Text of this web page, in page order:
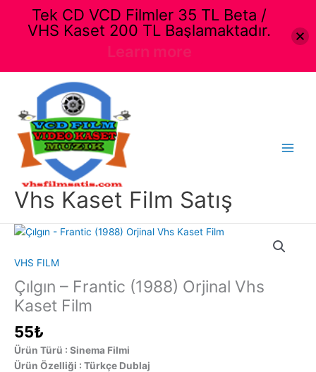
Vhs Kaset Film Satış
VHS FILM
Çılgın – Frantic (1988) Orjinal Vhs
Kaset Film
55₺
Ürün Türü : Sinema Filmi
Ürün Özelliği : Türkçe Dublaj
Tek CD VCD Filmler 35 TL Beta /
VHS Kaset 200 TL Başlamaktadır.
Learn more